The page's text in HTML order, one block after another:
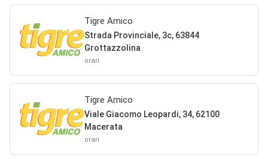
Tigre Amico
Strada Provinciale, 3c, 63844
Grottazzolina
orari
Tigre Amico
Viale Giacomo Leopardi, 34, 62100
Macerata
orari